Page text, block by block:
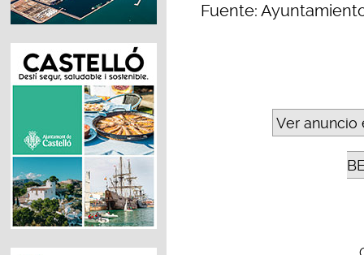
Fuente:
Ver anuncio